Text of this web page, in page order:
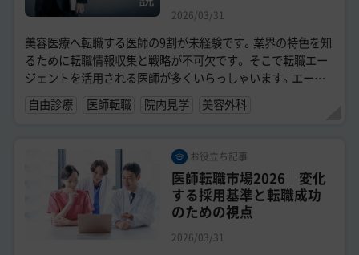
2026/03/31
美容医療へ転職する医師の9割が未経験です。業界の特色を知
るために転職情報収集と戦略が不可欠です。 そこで転職エー
ジェントを活用される医師が多くいらっしゃいます。エージ
ェントに相談することでご自身の考...
自由診療 医師転職 院内見学 美容外科
お役立ち記事
医師転職市場2026｜変化
する採用基準と転職成功
のための視点
2026/03/31